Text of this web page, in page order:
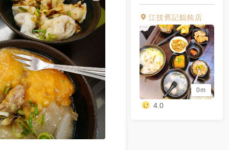
江技舊記餛飩店
0m
4.0